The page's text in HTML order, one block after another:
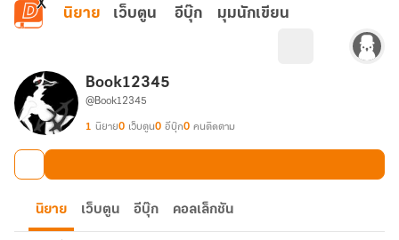
ข้ามไปยังเนื้อหาหลัก
นิยาย เว็บตูน อีบุ๊ก มุมนักเขียน
Book12345
@Book12345
1 นิยาย0 เว็บตูน0 อีบุ๊ก0 คนติดตาม
นิยาย เว็บตูน อีบุ๊ก คอลเล็กชัน